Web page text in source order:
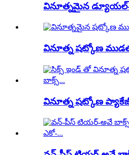
వినూత్నమైన డ్యూయల్-
వినూత్న షట్కోణ
వినూత్న షట్కోణ